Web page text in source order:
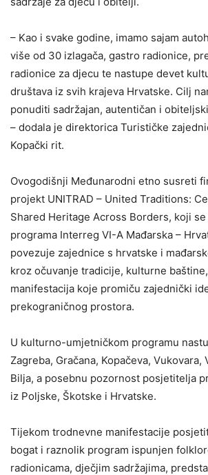
– Kao i svake godine, imamo sajam
više od 30 izlagača, gastro radionice,
radionice za djecu te nastupe devet
društava iz svih krajeva Hrvatske. Cilj
ponuditi sadržajan, autentičan i
– dodala je direktorica Turističke
Kopački rit.
Ovogodišnji Međunarodni etno susreti
projekt UNITRAD – United Traditions:
Shared Heritage Across Borders, koji
programa Interreg VI-A Mađarska –
povezuje zajednice s hrvatske i
kroz očuvanje tradicije, kulturne
manifestacija koje promiču zajednički
prekograničnog prostora.
U kulturno-umjetničkom programu
Zagreba, Gračana, Kopačeva, Vukovara,
Bilja, a posebnu pozornost posjetitelja
iz Poljske, Škotske i Hrvatske.
Tijekom trodnevne manifestacije
bogat i raznolik program ispunjen
radionicama, dječjim sadržajima,